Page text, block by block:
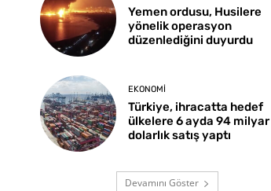
Yemen ordusu, Husilere
yönelik operasyon
düzenlediğini duyurdu
EKONOMI
Türkiye, ihracatta hedef
ülkelere 6 ayda 94 milyar
dolarlık satış yaptı
Devamını Göster